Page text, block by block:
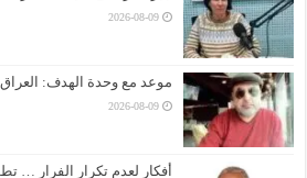
2026-08-09
موعد مع وحدة الهدف:
2026-08-09
أفكار لعدم تكرار الفرار …